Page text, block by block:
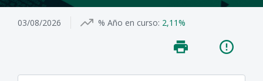
03/08/2026 % Año en curso: 2,11%